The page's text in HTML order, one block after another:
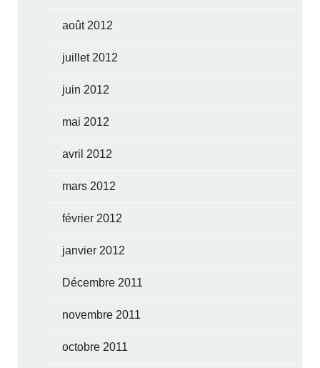
août 2012
juillet 2012
juin 2012
mai 2012
avril 2012
mars 2012
février 2012
janvier 2012
Décembre 2011
novembre 2011
octobre 2011